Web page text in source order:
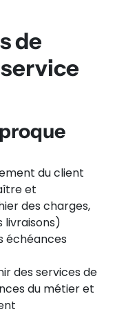
de
du client
et
des charges,
livraisons)
échéances
des services de
du métier et